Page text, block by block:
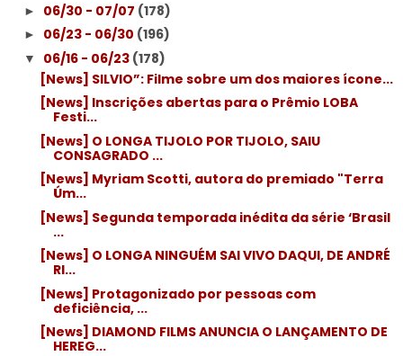
► 06/30 - 07/07 (178)
► 06/23 - 06/30 (196)
▼ 06/16 - 06/23 (178)
[News] SILVIO”: Filme sobre um dos maiores ícone...
[News] Inscrições abertas para o Prêmio LOBA
Festi...
[News] O LONGA TIJOLO POR TIJOLO, SAIU
CONSAGRADO ...
[News] Myriam Scotti, autora do premiado "Terra
Úm...
[News] Segunda temporada inédita da série ‘Brasil
...
[News] O LONGA NINGUÉM SAI VIVO DAQUI, DE ANDRÉ
RI...
[News] Protagonizado por pessoas com
deficiência, ...
[News] DIAMOND FILMS ANUNCIA O LANÇAMENTO DE
HEREG...